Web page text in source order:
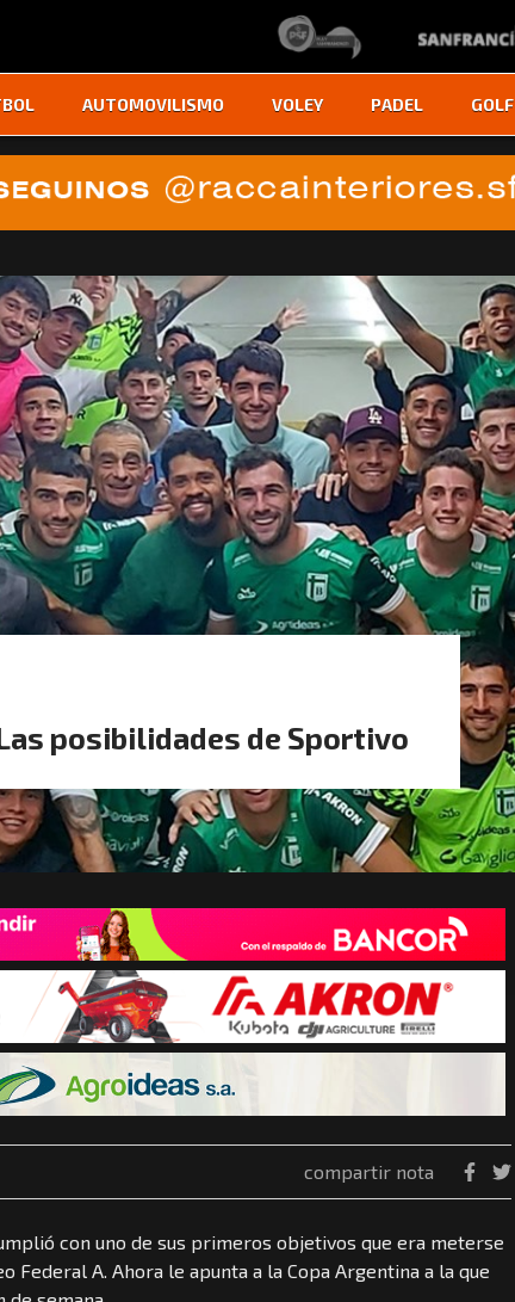
AUTOMOVILISMO VOLEY PADEL GOLF
posibilidades de Sportivo
compartir nota
con uno de sus primeros objetivos que era meterse
Federal A. Ahora le apunta a la Copa Argentina a la que